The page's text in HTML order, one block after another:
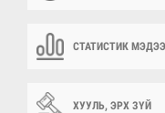
СТАТИСТИК
ХУУЛЬ, ЭРХ ЗҮЙ